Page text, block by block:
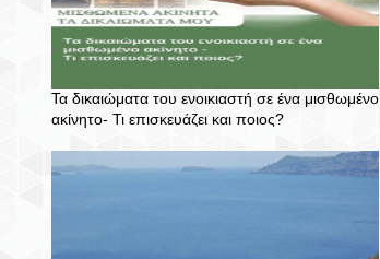
Τα δικαιώματα του ενοικιαστή σε ένα μισθωμένο
ακίνητο- Τι επισκευάζει και ποιος?